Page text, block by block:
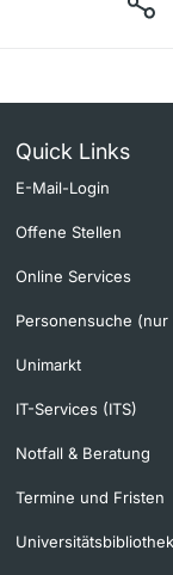
Quick Links
E-Mail-Login
Offene Stellen
Online Services
Personensuche (nur
Unimarkt
IT-Services (ITS)
Notfall & Beratung
Termine und Fristen
Universitätsbibliothek